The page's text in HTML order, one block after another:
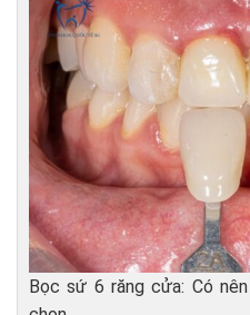
Bọc sứ 6 răng cửa: Có